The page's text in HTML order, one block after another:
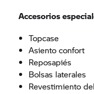
Accesorios
Topcase
Asiento confort
Reposapiés
Bolsas laterales
Revestimiento